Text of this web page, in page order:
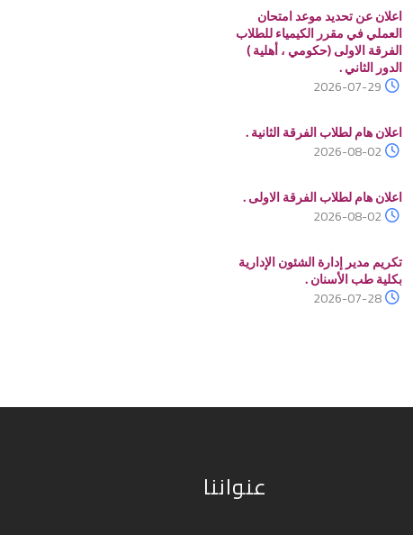
اعلان عن تحديد موعد امتحان
العملي في مقرر الكيمياء للطلاب
الفرقة الاولى (حكومي ، أهلية )
الدور الثاني .
2026-07-29
اعلان هام لطلاب الفرقة الثانية .
2026-08-02
اعلان هام لطلاب الفرقة الاولى .
2026-08-02
تكريم مدير إدارة الشئون الإدارية
بكلية طب الأسنان .
2026-07-28
عنواننا